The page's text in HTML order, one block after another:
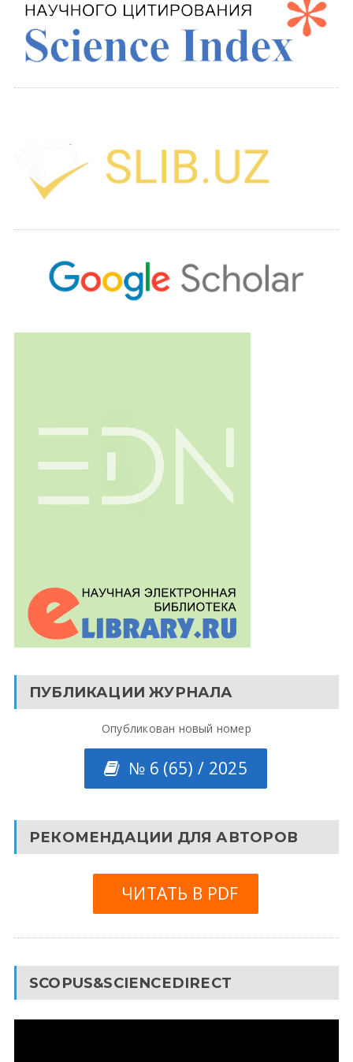
ПУБЛИКАЦИИ ЖУРНАЛА
Опубликован новый номер
№ 6 (65) / 2025
РЕКОМЕНДАЦИИ ДЛЯ АВТОРОВ
ЧИТАТЬ В PDF
SCOPUS&SCIENCEDIRECT